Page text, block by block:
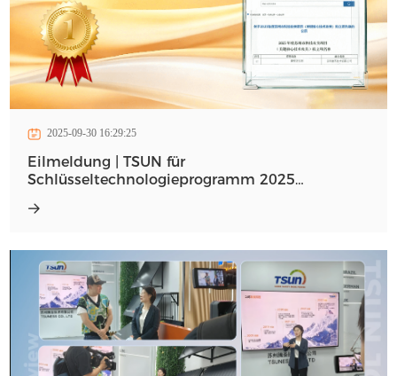
2025-09-30 16:29:25
Eilmeldung | TSUN für
Schlüsseltechnologieprogramm 2025
Fokus